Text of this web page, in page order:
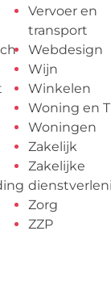
Vervoer en
transport
Webdesign
Wijn
Winkelen
Woning en
Woningen
Zakelijk
Zakelijke
Zorg
ZZP